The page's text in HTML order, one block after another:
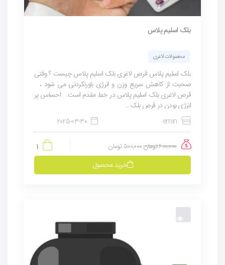
بلک اسلیم پلاس
محصولات لاغری
بلک اسلیم پلاس قرص لاغری بلک اسلیم پلاس چیست ؟ وقتی
صحبت از کاهش سریع وزن و انرژی باورنکردنی می شود ،
قرص لاغری بلک اسلیم پلاس در خط مقدم است. احساس پر
انرژی بودن در قرص بلک...
emin
2025-03-30
600,000تومان500,000 تومان
1
خرید محصول